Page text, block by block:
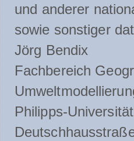
und anderer
sowie sonstiger
Jörg Bendix
Fachbereich
Philipps-